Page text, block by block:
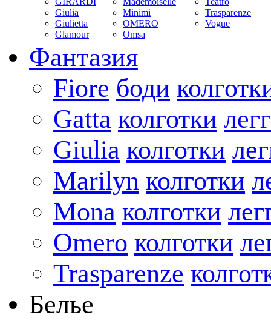
Giulia
Giulietta
Glamour
Minimi
OMERO
Omsa
Trasparenze
Vogue
Фантазия
Fiore боди
Gatta колготки
Giulia колготки
Marilyn колготки
Mona колготки
Omero колготки
Trasparenze
Белье